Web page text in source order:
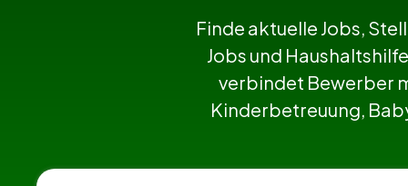
Finde aktuelle Jobs,
Jobs und
verbindet Bewerber
Kinderbetreuung,